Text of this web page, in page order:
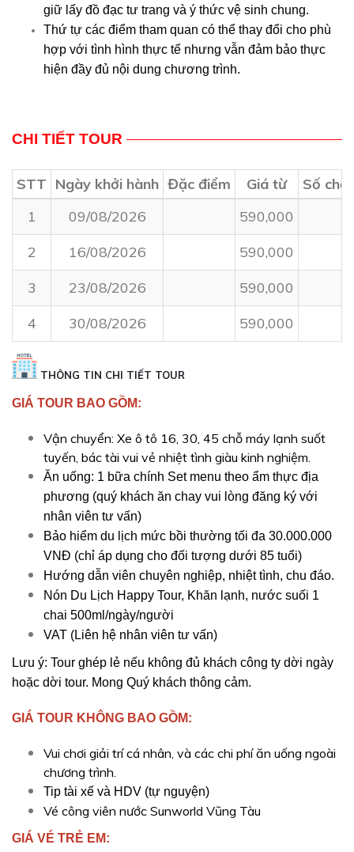
giữ lấy đồ đạc tư trang và ý thức vệ sinh chung.
Thứ tự các điểm tham quan có thể thay đổi cho phù
hợp với tình hình thực tế nhưng vẫn đảm bảo thực
hiện đầy đủ nội dung chương trình.
CHI TIẾT TOUR
STT Ngày khởi hành Đặc điểm Giá từ
Số chỗ
1
09/08/2026 590,000
2
16/08/2026 590,000
3
23/08/2026 590,000
4
30/08/2026 590,000
THÔNG TIN CHI TIẾT TOUR
GIÁ TOUR BAO GỒM:
Vận chuyển: Xe ô tô 16, 30, 45 chỗ máy lạnh suốt
tuyến, bác tài vui vẻ nhiệt tình giàu kinh nghiệm.
Ăn uống: 1 bữa chính Set menu theo ẩm thực địa
phương (quý khách ăn chay vui lòng đăng ký với
nhân viên tư vấn)
Bảo hiểm du lịch mức bồi thường tối đa 30.000.000
VNĐ (chỉ áp dụng cho đối tượng dưới 85 tuổi)
Hướng dẫn viên chuyên nghiệp, nhiệt tình, chu đáo.
Nón Du Lịch Happy Tour, Khăn lạnh, nước suối 1
chai 500ml/ngày/người
VAT (Liên hệ nhân viên tư vấn)
Lưu ý: Tour ghép lẻ nếu không đủ khách công ty dời ngày
hoặc dời tour. Mong Quý khách thông cảm.
GIÁ TOUR KHÔNG BAO GỒM:
Vui chơi giải trí cá nhân, và các chi phí ăn uống ngoài
chương trình.
Tip tài xế và HDV (tự nguyện)
Vé công viên nước Sunworld Vũng Tàu
GIÁ VÉ TRẺ EM: